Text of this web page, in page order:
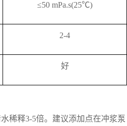
≤50 mPa.s(25℃)
2-4
好
稀释3-5倍。建议添加点在冲浆泵